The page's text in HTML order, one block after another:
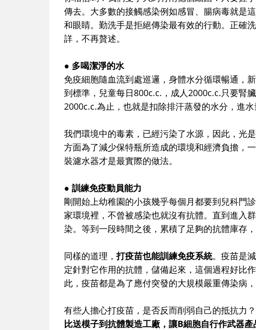
傳去。大多數的接觸感染例如感冒、腸病毒就是
和眼睛。勤洗手是拒絕傳染最有效的行動。正確
詳，不再贅述。
● 多喝潔淨的水
免疫細胞隨血流到處巡邏，身體水分循環暢通，
到標準，兒童每日800c.c.，成人2000c.c.只要腎
2000c.c.為止，也就是扣除排汗蒸發的水分，進水
我們環境中的毒素，已經污染了水源，因此，光
方面為了減少保特瓶所造成的環境和經濟負擔，
裝濾水器才是最實際的做法。
● 訓練免疫動員能力
剛開始上幼稚園的小孩幾乎每個月都要到兒科門
家環境裡，不曾被感染也就沒有抗體。直到進入
染。等到一段時間之後，累積了足夠的抗體庫存，
同樣的道理，打疫苗也能訓練免疫系統。疫苗是
定針對它作用的抗體，儲備起來，這個過程好比
此，疫苗都是為了應付突發的大規模嚴重傳染病
有些人擔心打疫苗，是否反而削弱自己的抵抗力
比送模子到抗體製造工廠，讓B細胞自行作武器產